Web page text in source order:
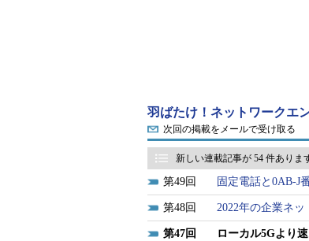
羽ばたけ！ネットワークエ
次回の掲載をメールで受け取る
新しい連載記事が 54 件ありま
49 固定電話と0AB-J
48 2022年の企業ネッ
47 ローカル5Gより